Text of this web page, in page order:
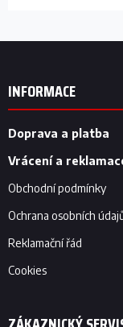
Z
INFORMACE
Doprava a platba
Vrácení a
Obchodní podmínky
Ochrana osobních
Reklamační řád
Cookies